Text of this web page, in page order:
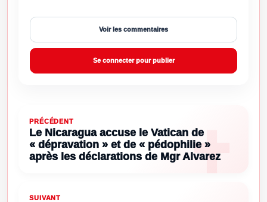
Voir les commentaires
Se connecter pour publier
PRÉCÉDENT
Le Nicaragua accuse le Vatican de
« dépravation » et de « pédophilie »
après les déclarations de Mgr Alvarez
SUIVANT